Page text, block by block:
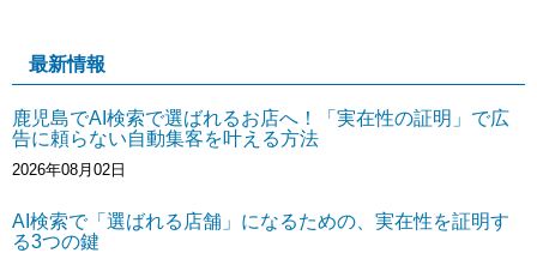
最新情報
鹿児島でAI検索で選ばれるお店へ！「実在性の証明」で広
告に頼らない自動集客を叶える方法
2026年08月02日
AI検索で「選ばれる店舗」になるための、実在性を証明す
る3つの鍵